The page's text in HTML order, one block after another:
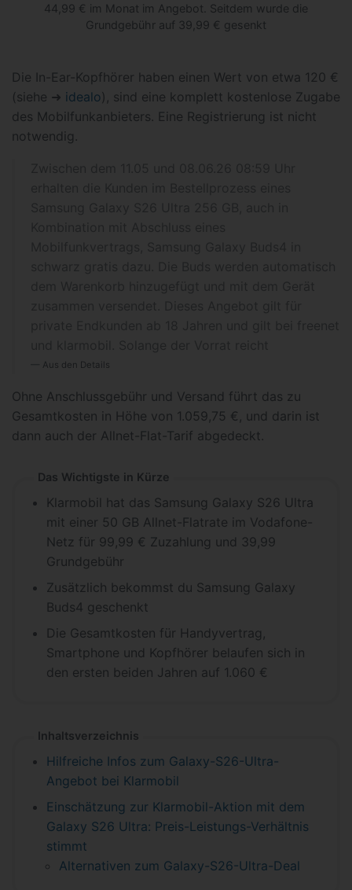
44,99 € im Monat im Angebot. Seitdem wurde die
Grundgebühr auf 39,99 € gesenkt
Die In-Ear-Kopfhörer haben einen Wert von etwa 120 €
(siehe ➜ idealo), sind eine komplett kostenlose Zugabe
des Mobilfunkanbieters. Eine Registrierung ist nicht
notwendig.
Aus den Details
Ohne Anschlussgebühr und Versand führt das zu
Gesamtkosten in Höhe von 1.059,75 €, und darin ist
dann auch der Allnet-Flat-Tarif abgedeckt.
Das Wichtigste in Kürze
Klarmobil hat das Samsung Galaxy S26 Ultra
mit einer 50 GB Allnet-Flatrate im Vodafone-
Netz für 99,99 € Zuzahlung und 39,99
Grundgebühr
Zusätzlich bekommst du Samsung Galaxy
Buds4 geschenkt
Die Gesamtkosten für Handyvertrag,
Smartphone und Kopfhörer belaufen sich in
den ersten beiden Jahren auf 1.060 €
Inhaltsverzeichnis
Hilfreiche Infos zum Galaxy-S26-Ultra-
Angebot bei Klarmobil
Einschätzung zur Klarmobil-Aktion mit dem
Galaxy S26 Ultra: Preis-Leistungs-Verhältnis
stimmt
Alternativen zum Galaxy-S26-Ultra-Deal